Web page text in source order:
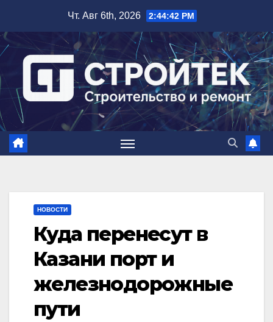
содержимому
Чт. Авг 6th, 2026 2:44:43 PM
НОВОСТИ
Куда перенесут в
Казани порт и
железнодорожные
пути